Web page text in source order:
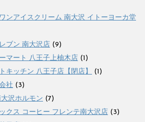
ンアイスクリーム 南大沢 イトーヨーカ堂
ブン 南大沢店 (9)
マート 八王子上柚木店 (1)
キッチン 八王子店【閉店】
(1)
社 (3)
沢ホルモン (7)
クス コーヒー フレンテ南大沢店 (3)